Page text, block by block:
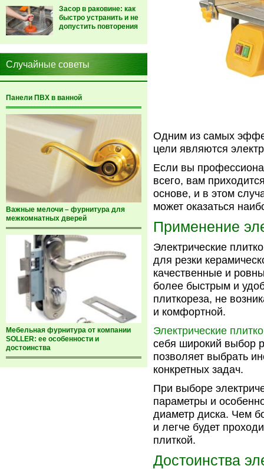
Засор в раковине: как
быстро устранить и не
допустить повторения
Случайные советы
Панели ПВХ в ванной
Важные мелочи – фурнитура для
межкомнатных дверей
Мебельная фурнитура от компании
SOLLER: ее особенности и
достоинства
Одним из самых
цели являются
Если вы
всего, вам
основе, и в этом
может оказаться
Применение
Электрические
для резки
качественные и
более быстрым и
плиткореза, не
и комфортной.
Электрические
себя широкий выбор
позволяет выбрать
конкретных задач.
При выборе
параметры и
диаметр диска. Чем
и легче будет
плиткой.
Достоинства